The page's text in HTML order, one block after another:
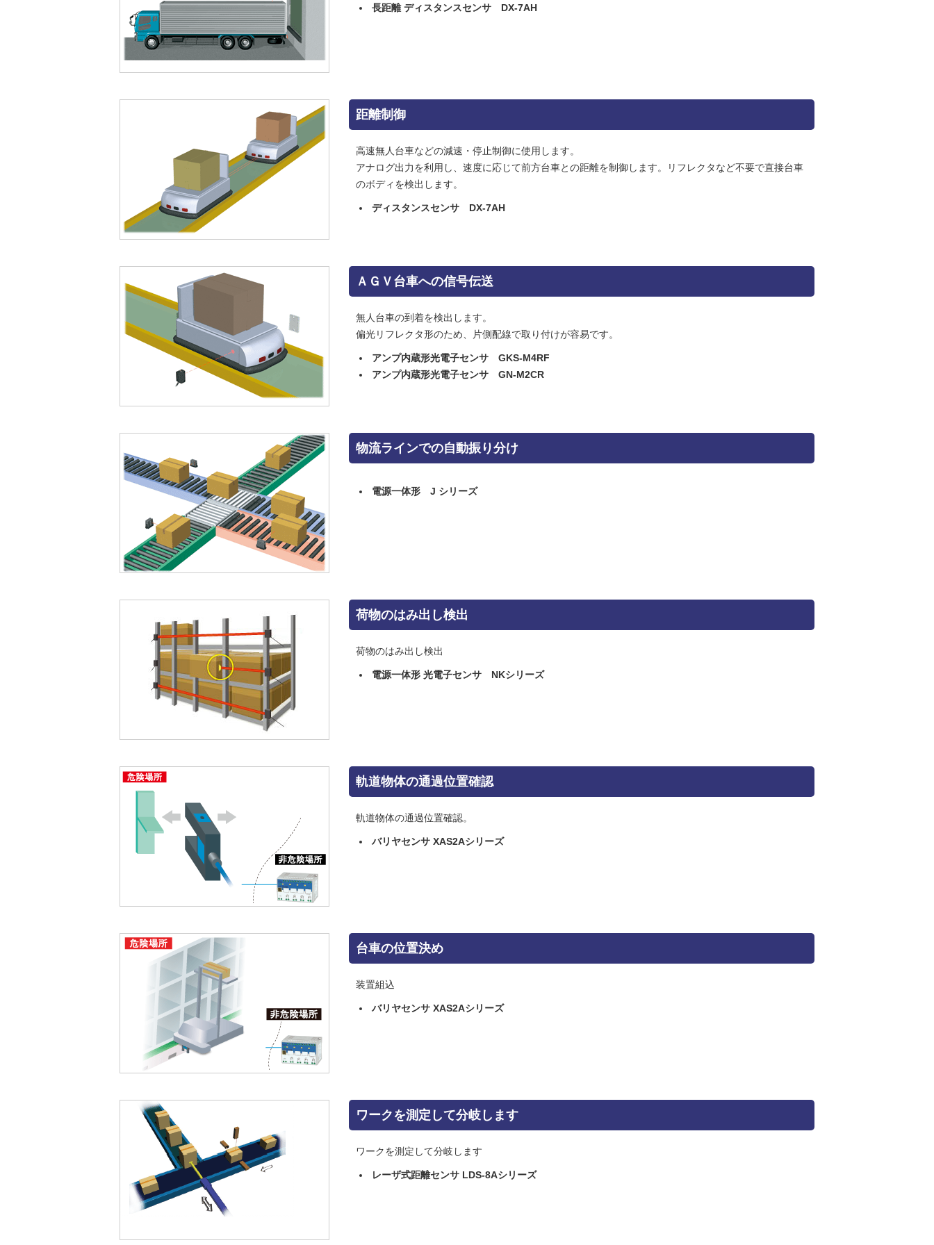
長距離 ディスタンスセンサ DX-7AH
距離制御
高速無人台車などの減速・停止制御に使用します。
アナログ出力を利用し、速度に応じて前方台車との距離を制御します。リフレクタなど不要で直接台車
のボディを検出します。
ディスタンスセンサ DX-7AH
ＡＧＶ台車への信号伝送
無人台車の到着を検出します。
偏光リフレクタ形のため、片側配線で取り付けが容易です。
アンプ内蔵形光電子センサ GKS-M4RF
アンプ内蔵形光電子センサ GN-M2CR
物流ラインでの自動振り分け
電源一体形 J シリーズ
荷物のはみ出し検出
荷物のはみ出し検出
電源一体形 光電子センサ NKシリーズ
軌道物体の通過位置確認
軌道物体の通過位置確認。
バリヤセンサ XAS2Aシリーズ
台車の位置決め
装置組込
バリヤセンサ XAS2Aシリーズ
ワークを測定して分岐します
ワークを測定して分岐します
レーザ式距離センサ LDS-8Aシリーズ